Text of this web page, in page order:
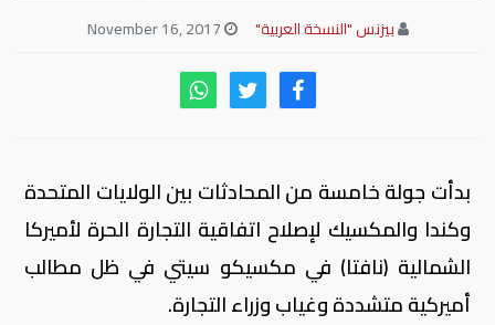
بيزنس "النسخة العربية"
بدأت جولة خامسة من المحادثات بين الولايات المتحدة
وكندا والمكسيك لإصلاح اتفاقية التجارة الحرة لأميركا
الشمالية (نافتا) في مكسيكو سيتي في ظل مطالب
أميركية متشددة وغياب وزراء التجارة.